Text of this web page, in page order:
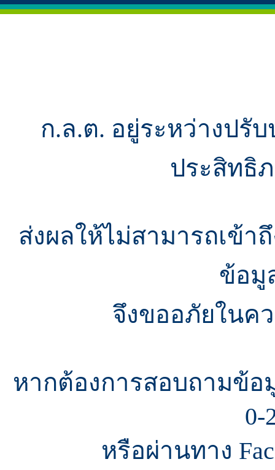
ก.ล.ต. อยู่ระหว่างปรั
ประสิทธิ
ส่งผลให้ไม่สามารถเข้า
ข้อมู
จึงขออภัยในค
หากต้องการสอบถามข้อ
0-
หรือผ่านทาง